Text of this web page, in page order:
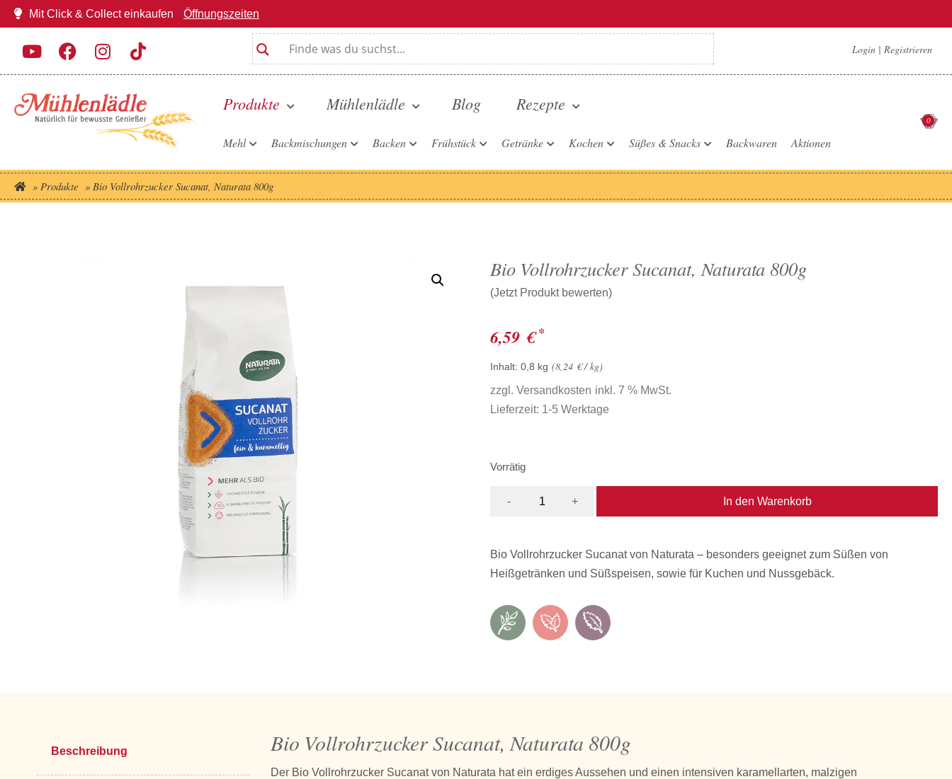
Mit Click & Collect einkaufen Öffnungszeiten
Login | Registrieren
Produkte
Mehl Backmischungen Backen Frühstück Getränke Kochen Süßes & Snacks Backwaren Aktionen
Mühlenlädle Blog Rezepte
0
» Produkte » Bio Vollrohrzucker Sucanat, Naturata 800g
Bio Vollrohrzucker Sucanat, Naturata 800g
(Jetzt Produkt bewerten)
6,59 € *
Inhalt: 0,8 kg 8,24 €/kg
zzgl. Versandkosten inkl. 7 % MwSt.
Lieferzeit: 1-5 Werktage
Vorrätig
- + In den Warenkorb
Bio Vollrohrzucker Sucanat von Naturata – besonders geeignet zum Süßen von
Heißgetränken und Süßspeisen, sowie für Kuchen und Nussgebäck.
Beschreibung Bio Vollrohrzucker Sucanat, Naturata 800g
Der Bio Vollrohrzucker Sucanat von Naturata hat ein erdiges Aussehen und einen intensiven karamellarten, malzigen